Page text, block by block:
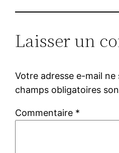
Laisser un
Votre adresse e-mail ne
champs obligatoires
Commentaire *